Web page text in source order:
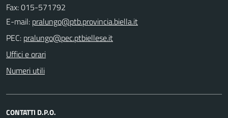
Fax: 015-571792
E-mail:
PEC:
Uffici e orari
Numeri utili
CONTATTI D.P.O.